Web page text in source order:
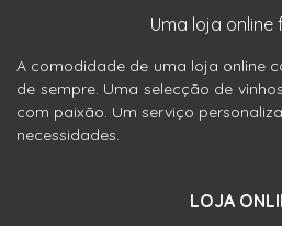
Uma loja online
A comodidade de uma loja online
de sempre. Uma selecção de
com paixão. Um serviço
necessidades.
LOJA